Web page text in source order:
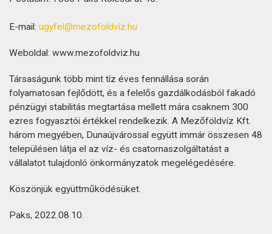
E-mail: ugyfel@mezofoldviz.hu
Weboldal: www.mezofoldviz.hu
Társaságunk több mint tíz éves fennállása során
folyamatosan fejlődött, és a felelős gazdálkodásból fakadó
pénzügyi stabilitás megtartása mellett mára csaknem 300
ezres fogyasztói értékkel rendelkezik. A Mezőföldvíz Kft.
három megyében, Dunaújvárossal együtt immár összesen 48
településen látja el az víz- és csatornaszolgáltatást a
vállalatot tulajdonló önkormányzatok megelégedésére.
Köszönjük együttműködésüket.
Paks, 2022.08.10.